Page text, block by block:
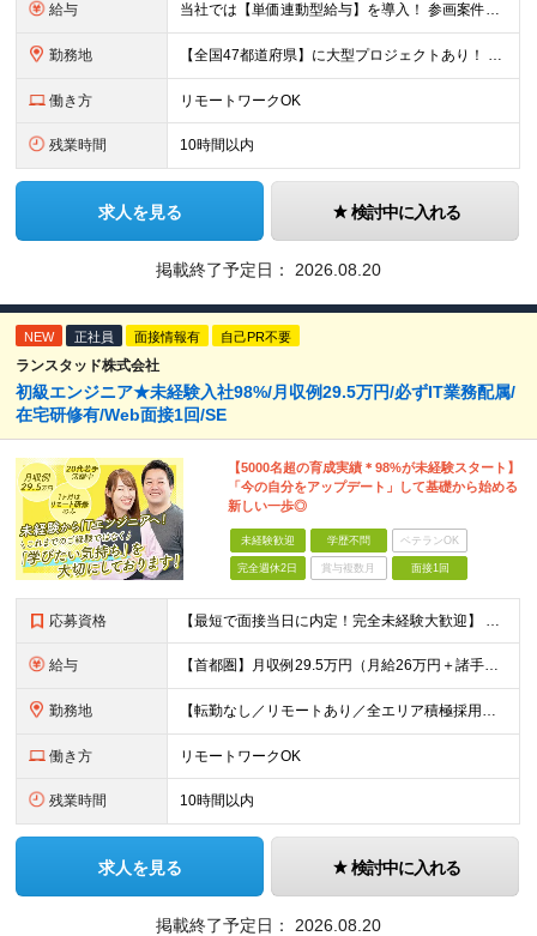
給与 当社では【単価連動型給与】を導入！ 参画案件の契約単価に連動して給与が決定。 還元率は単価の【70％～80％】と東証プライム上場グループとして高水準です！（社会保険料・教育コスト含む） ■関東：月給
勤務地 【全国47都道府県】に大型プロジェクトあり！ 主要勤務地： 北海道/宮城県/栃木県/埼玉県/千葉県/東京都/神奈川県/愛知県/大阪府/京都府/兵庫県/広島県/福岡県/熊本県 ※勤務エリアは、あなたの
働き方 リモートワークOK
残業時間 10時間以内
求人を見る 検討中に入れる
掲載終了予定日： 2026.08.20
NEW 正社員 面接情報有 自己PR不要
ランスタッド株式会社
初級エンジニア★未経験入社98%/月収例29.5万円/必ずIT業務配属/
在宅研修有/Web面接1回/SE
【5000名超の育成実績＊98%が未経験スタート】
「今の自分をアップデート」して基礎から始める
新しい一歩◎
未経験歓迎 学歴不問 ベテランOK
完全週休2日 賞与複数月 面接1回
応募資格 【最短で面接当日に内定！完全未経験大歓迎】 ・業種／職種未経験歓迎 ・社会人デビュー、第二新卒、既卒者大歓迎 ・学歴不問（文系、理系不問） ・20代～30代、男女問わず活躍中 ・服装、髪色自由 ・明確
給与 【首都圏】月収例29.5万円（月給26万円＋諸手当） 【東海・関西】月収例28.5万円（月給25万円＋諸手当） 【九州】月収例26万円（月給23万円＋諸手当） ※経験・スキル・前職給与を踏まえ、総合
勤務地 【転勤なし／リモートあり／全エリア積極採用】 ・大手企業のプロジェクト中心 ・勤務エリアや配属先は希望を考慮 ・研修はリモートメインで実施 ・UIターン歓迎 ＜主なエリア＞ ■首都圏…東京・神奈川・
働き方 リモートワークOK
残業時間 10時間以内
求人を見る 検討中に入れる
掲載終了予定日： 2026.08.20